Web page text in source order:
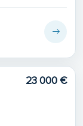
23 000 €